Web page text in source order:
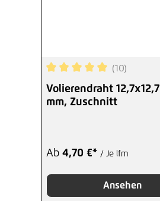
Durchschnittliche
(10)
Volierendraht
mm, Zuschnitt
Ab 4,70 €* / Je lfm
Ansehen